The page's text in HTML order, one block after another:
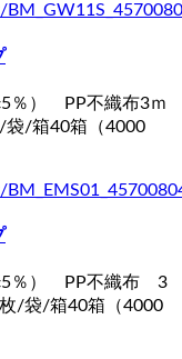
％） PP不織布3ｍ
袋/箱40箱（4000
％） PP不織布 3
/袋/箱40箱（4000